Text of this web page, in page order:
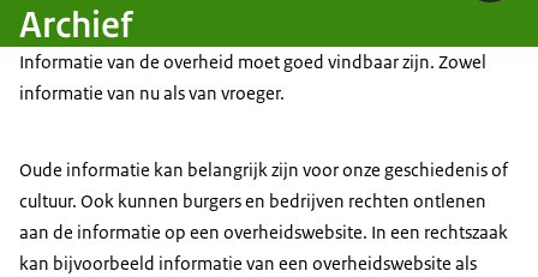
Archief
Informatie van de overheid moet goed vindbaar zijn. Zowel
informatie van nu als van vroeger.
Oude informatie kan belangrijk zijn voor onze geschiedenis of
cultuur. Ook kunnen burgers en bedrijven rechten ontlenen
aan de informatie op een overheidswebsite. In een rechtszaak
kan bijvoorbeeld informatie van een overheidswebsite als